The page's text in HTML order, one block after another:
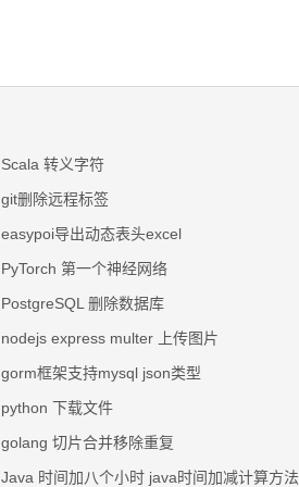
Scala 转义字符
git删除远程标签
easypoi导出动态表头excel
PyTorch 第一个神经网络
PostgreSQL 删除数据库
nodejs express multer 上传图片
gorm框架支持mysql json类型
python 下载文件
golang 切片合并移除重复
Java 时间加八个小时 java时间加减计算方法